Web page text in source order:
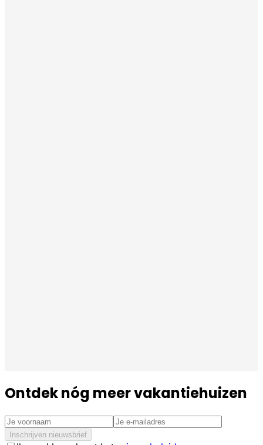
Ontdek nóg meer vakantiehuizen
Inschrijven nieuwsbrief